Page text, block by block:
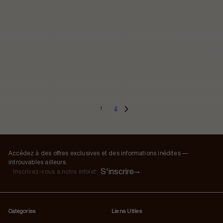
1 2
Accédez à des offres exclusives et des informations inédites —
introuvables ailleurs.
S'inscrire
Inscrivez-
notre
S'inscrire
Catégories Liens Utiles